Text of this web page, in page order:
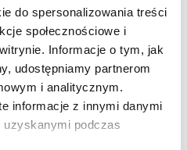
do spersonalizowania treści
społecznościowe i
Informacje o tym, jak
udostępniamy partnerom
i analitycznym.
informacje z innymi danymi
podczas
czas!
praca, w
pochłaniają
a wszystko inne